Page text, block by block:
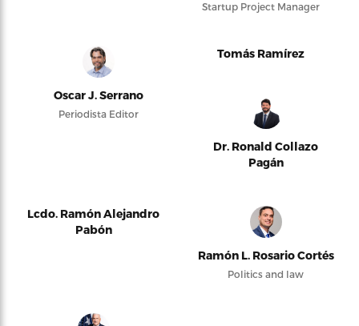
Startup Project Manager
Oscar J. Serrano
Periodista Editor
Tomás Ramírez
Dr. Ronald Collazo
Pagán
Lcdo. Ramón Alejandro
Pabón
Ramón L. Rosario Cortés
Politics and law